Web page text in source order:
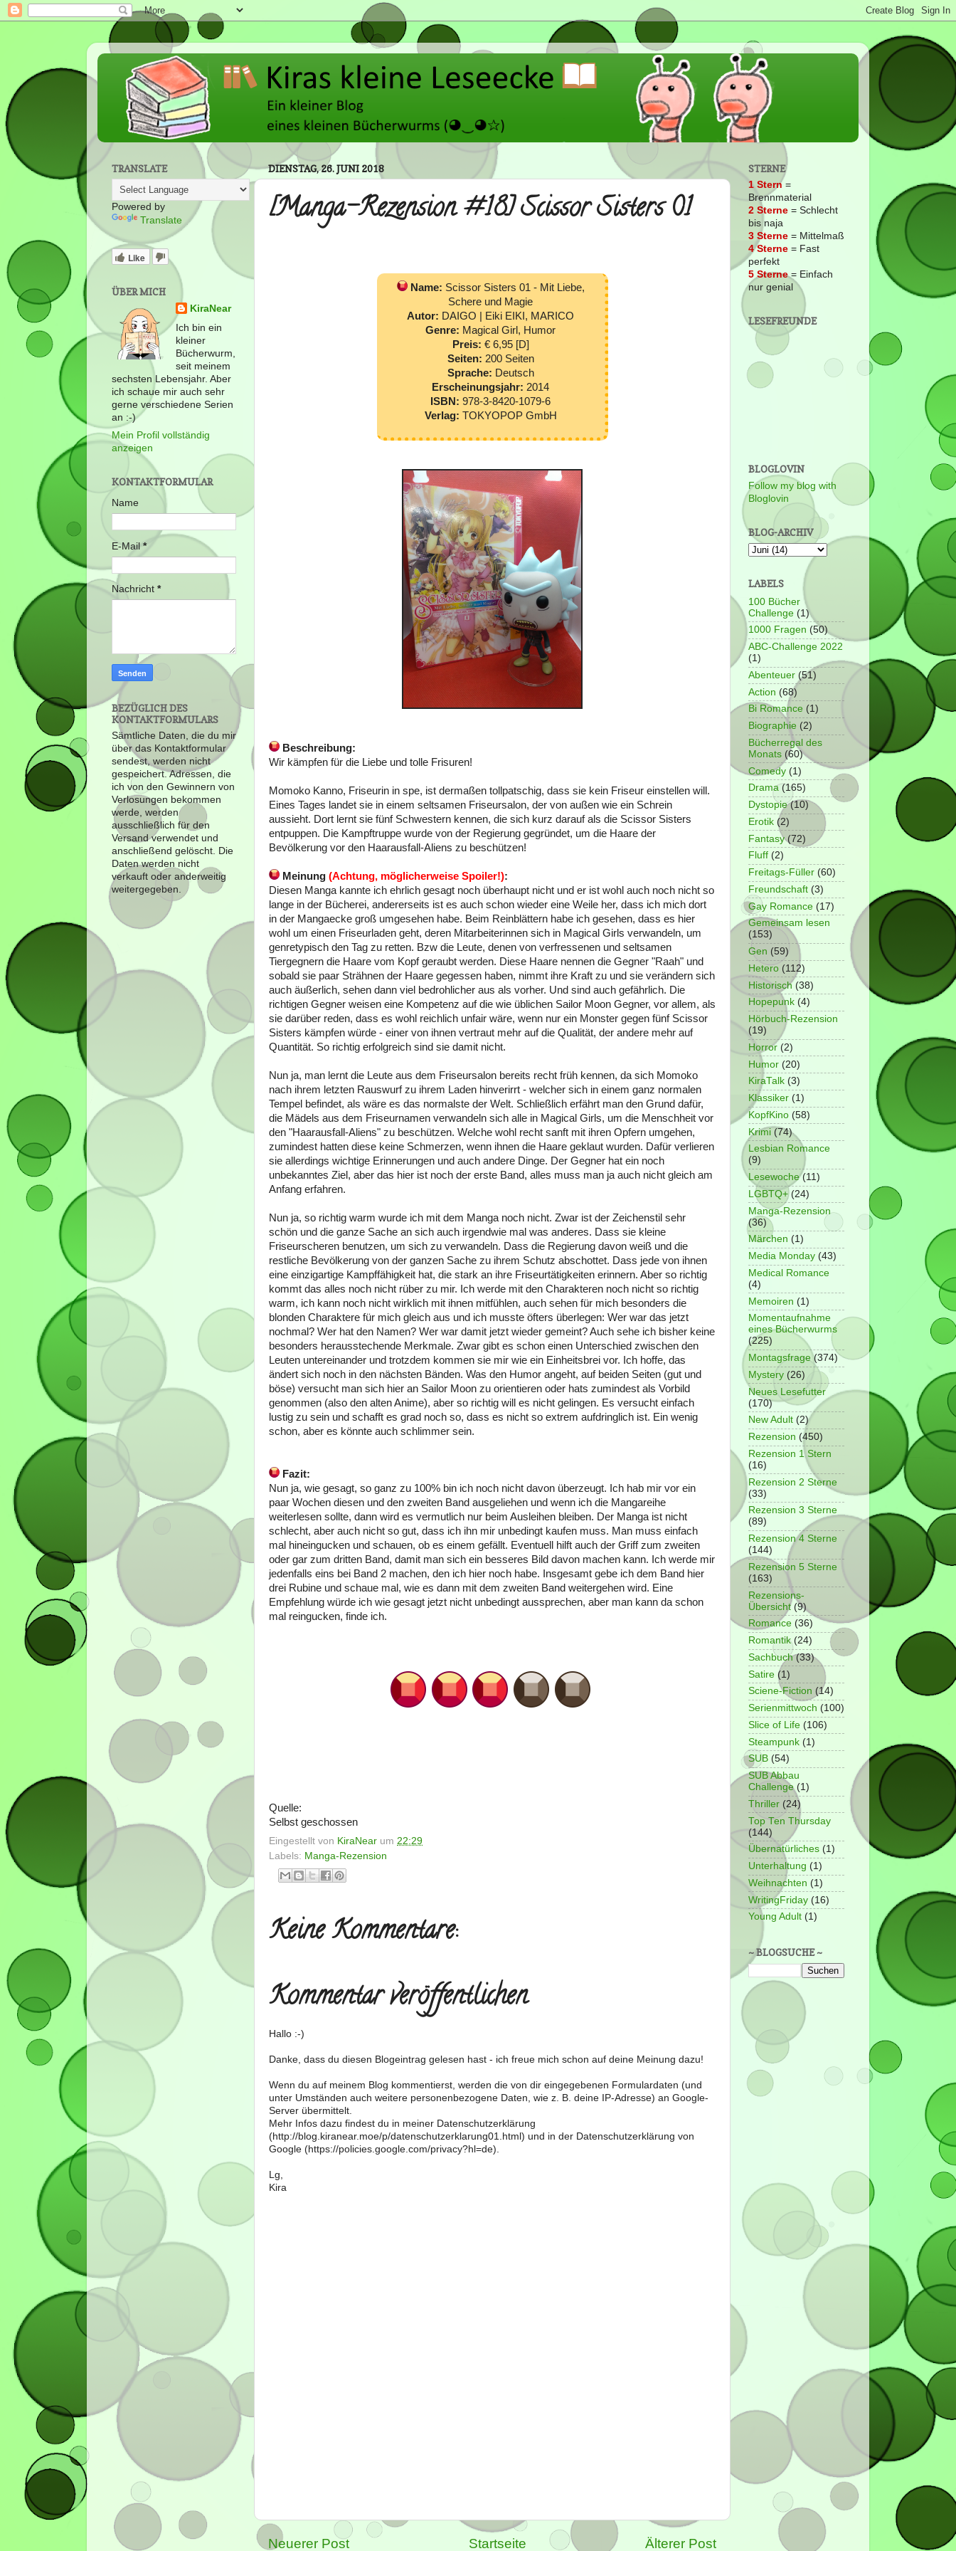
DIENSTAG, 26. JUNI 2018
[Manga-Rezension #18] Scissor Sisters 01
Name: Scissor Sisters 01 - Mit Liebe,
Schere und Magie
Autor: DAIGO | Eiki EIKI, MARICO
Genre: Magical Girl, Humor
Preis: € 6,95 [D]
Seiten: 200 Seiten
Sprache: Deutsch
Erscheinungsjahr: 2014
ISBN: 978-3-8420-1079-6
Verlag: TOKYOPOP GmbH
Beschreibung:
Wir kämpfen für die Liebe und tolle Frisuren!
Momoko Kanno, Friseurin in spe, ist dermaßen tollpatschig, dass sie kein Friseur einstellen will.
Eines Tages landet sie in einem seltsamen Friseursalon, der von außen wie ein Schrein
aussieht. Dort lernt sie fünf Schwestern kennen, die sich kurz darauf als die Scissor Sisters
entpuppen. Die Kampftruppe wurde von der Regierung gegründet, um die Haare der
Bevölkerung vor den Haarausfall-Aliens zu beschützen!
Meinung (Achtung, möglicherweise Spoiler!):
Diesen Manga kannte ich ehrlich gesagt noch überhaupt nicht und er ist wohl auch noch nicht so
lange in der Bücherei, andererseits ist es auch schon wieder eine Weile her, dass ich mich dort
in der Mangaecke groß umgesehen habe. Beim Reinblättern habe ich gesehen, dass es hier
wohl um einen Friseurladen geht, deren Mitarbeiterinnen sich in Magical Girls verwandeln, um
genretypisch den Tag zu retten. Bzw die Leute, denen von verfressenen und seltsamen
Tiergegnern die Haare vom Kopf geraubt werden. Diese Haare nennen die Gegner "Raah" und
sobald sie paar Strähnen der Haare gegessen haben, nimmt ihre Kraft zu und sie verändern sich
auch äußerlich, sehen dann viel bedrohlicher aus als vorher. Und sind auch gefährlich. Die
richtigen Gegner weisen eine Kompetenz auf die wie üblichen Sailor Moon Gegner, vor allem, als
sie darüber reden, dass es wohl reichlich unfair wäre, wenn nur ein Monster gegen fünf Scissor
Sisters kämpfen würde - einer von ihnen vertraut mehr auf die Qualität, der andere mehr auf
Quantität. So richtig erfolgreich sind sie damit nicht.
Nun ja, man lernt die Leute aus dem Friseursalon bereits recht früh kennen, da sich Momoko
nach ihrem letzten Rauswurf zu ihrem Laden hinverirrt - welcher sich in einem ganz normalen
Tempel befindet, als wäre es das normalste der Welt. Schließlich erfährt man den Grund dafür,
die Mädels aus dem Friseurnamen verwandeln sich alle in Magical Girls, um die Menschheit vor
den "Haarausfall-Aliens" zu beschützen. Welche wohl recht sanft mit ihren Opfern umgehen,
zumindest hatten diese keine Schmerzen, wenn ihnen die Haare geklaut wurden. Dafür verlieren
sie allerdings wichtige Erinnerungen und auch andere Dinge. Der Gegner hat ein noch
unbekanntes Ziel, aber das hier ist noch der erste Band, alles muss man ja auch nicht gleich am
Anfang erfahren.
Nun ja, so richtig warm wurde ich mit dem Manga noch nicht. Zwar ist der Zeichenstil sehr
schön und die ganze Sache an sich auch irgendwie mal was anderes. Dass sie kleine
Friseurscheren benutzen, um sich zu verwandeln. Dass die Regierung davon weiß und die
restliche Bevölkerung von der ganzen Sache zu ihrem Schutz abschottet. Dass jede von ihnen
eine einzigartige Kampffähigkeit hat, die stark an ihre Friseurtätigkeiten erinnern. Aber so richtig
kommt das alles noch nicht rüber zu mir. Ich werde mit den Charakteren noch nicht so richtig
warm, ich kann noch nicht wirklich mit ihnen mitfühlen, auch sehen für mich besonders die
blonden Charaktere für mich gleich aus und ich musste öfters überlegen: Wer war das jetzt
nochmal? Wer hat den Namen? Wer war damit jetzt wieder gemeint? Auch sehe ich bisher keine
besonders herausstechende Merkmale. Zwar gibt es schon einen Unterschied zwischen den
Leuten untereinander und trotzdem kommen sie mir wie ein Einheitsbrei vor. Ich hoffe, das
ändert sich noch in den nächsten Bänden. Was den Humor angeht, auf beiden Seiten (gut und
böse) versucht man sich hier an Sailor Moon zu orientieren oder hats zumindest als Vorbild
genommen (also den alten Anime), aber so richtig will es nicht gelingen. Es versucht einfach
lustig zu sein und schafft es grad noch so, dass es nicht so extrem aufdringlich ist. Ein wenig
schon, aber es könnte auch schlimmer sein.
Fazit:
Nun ja, wie gesagt, so ganz zu 100% bin ich noch nicht davon überzeugt. Ich hab mir vor ein
paar Wochen diesen und den zweiten Band ausgeliehen und wenn ich die Mangareihe
weiterlesen sollte, dann wird es vermutlich nur beim Ausleihen bleiben. Der Manga ist nicht
schlecht, aber auch nicht so gut, dass ich ihn mir unbedingt kaufen muss. Man muss einfach
mal hineingucken und schauen, ob es einem gefällt. Eventuell hilft auch der Griff zum zweiten
oder gar zum dritten Band, damit man sich ein besseres Bild davon machen kann. Ich werde mir
jedenfalls eins bei Band 2 machen, den ich hier noch habe. Insgesamt gebe ich dem Band hier
drei Rubine und schaue mal, wie es dann mit dem zweiten Band weitergehen wird. Eine
Empfehlung würde ich wie gesagt jetzt nicht unbedingt aussprechen, aber man kann da schon
mal reingucken, finde ich.
Quelle:
Selbst geschossen
Eingestellt von KiraNear um 22:29
Labels: Manga-Rezension
Keine Kommentare:
Kommentar veröffentlichen
Hallo :-)
Danke, dass du diesen Blogeintrag gelesen hast - ich freue mich schon auf deine Meinung dazu!
Wenn du auf meinem Blog kommentierst, werden die von dir eingegebenen Formulardaten (und
unter Umständen auch weitere personenbezogene Daten, wie z. B. deine IP-Adresse) an Google-
Server übermittelt.
Mehr Infos dazu findest du in meiner Datenschutzerklärung
(http://blog.kiranear.moe/p/datenschutzerklarung01.html) und in der Datenschutzerklärung von
Google (https://policies.google.com/privacy?hl=de).
Lg,
Kira
Neuerer Post Älterer Post
Startseite
TRANSLATE
Powered by
Translate
Like
ÜBER MICH
KiraNear
Ich bin ein
kleiner
Bücherwurm,
seit meinem
sechsten Lebensjahr. Aber
ich schaue mir auch sehr
gerne verschiedene Serien
an :-)
Mein Profil vollständig
anzeigen
KONTAKTFORMULAR
Name
E-Mail *
Nachricht *
BEZÜGLICH DES
KONTAKTFORMULARS
Sämtliche Daten, die du mir
über das Kontaktformular
sendest, werden nicht
gespeichert. Adressen, die
ich von den Gewinnern von
Verlosungen bekommen
werde, werden
ausschließlich für den
Versand verwendet und
anschließend gelöscht. Die
Daten werden nicht
verkauft oder anderweitig
weitergegeben.
STERNE
1 Stern =
Brennmaterial
2 Sterne = Schlecht
bis naja
3 Sterne = Mittelmaß
4 Sterne = Fast
perfekt
5 Sterne= Einfach
nur genial
LESEFREUNDE
BLOGLOVIN
Follow my blog with
Bloglovin
BLOG-ARCHIV
LABELS
100 Bücher
Challenge (1)
1000 Fragen (50)
ABC-Challenge 2022
(1)
Abenteuer (51)
Action (68)
Bi Romance (1)
Biographie (2)
Bücherregal des
Monats (60)
Comedy (1)
Drama (165)
Dystopie (10)
Erotik (2)
Fantasy (72)
Fluff (2)
Freitags-Füller (60)
Freundschaft (3)
Gay Romance (17)
Gemeinsam lesen
(153)
Gen (59)
Hetero (112)
Historisch (38)
Hopepunk (4)
Hörbuch-Rezension
(19)
Horror (2)
Humor (20)
KiraTalk (3)
Klassiker (1)
KopfKino (58)
Krimi (74)
Lesbian Romance
(9)
Lesewoche (11)
LGBTQ+ (24)
Manga-Rezension
(36)
Märchen (1)
Media Monday (43)
Medical Romance
(4)
Memoiren (1)
Momentaufnahme
eines Bücherwurms
(225)
Montagsfrage (374)
Mystery (26)
Neues Lesefutter
(170)
New Adult (2)
Rezension (450)
Rezension 1 Stern
(16)
Rezension 2 Sterne
(33)
Rezension 3 Sterne
(89)
Rezension 4 Sterne
(144)
Rezension 5 Sterne
(163)
Rezensions-
Übersicht (9)
Romance (36)
Romantik (24)
Sachbuch (33)
Satire (1)
Sciene-Fiction (14)
Serienmittwoch (100)
Slice of Life (106)
Steampunk (1)
SUB (54)
SUB Abbau
Challenge (1)
Thriller (24)
Top Ten Thursday
(144)
Übernatürliches (1)
Unterhaltung (1)
Weihnachten (1)
WritingFriday (16)
Young Adult (1)
~ BLOGSUCHE ~